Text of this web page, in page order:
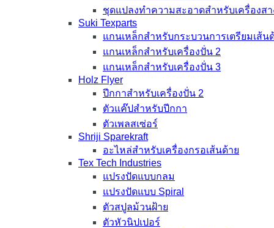
ชุดแปลงทำความสะอาดสำหรับเครื่องสา
Suki Texparts
แกนเหล็กสำหรับกระบวนการเตรียมเส้น
แกนเหล็กสำหรับเครื่องปั่น 2
แกนเหล็กสำหรับเครื่องปั่น 3
Holz Flyer
ปีกกาสำหรับเครื่องปั่น 2
ตัวแค๊ปสำหรับปีกกา
ตัวเพลสเซ่อร์
Shriji Sparekraft
อะไหล่สำหรับเครื่องกรอเส้นด้าย
Tex Tech Industries
แปรงปัดแบบกลม
แปรงปัดแบบ Spiral
ตัวสปูลม้วนฝ้าย
ตัวหัวนิปเปอร์